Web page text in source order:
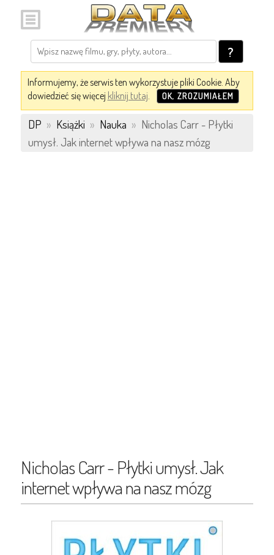
?
Informujemy, że serwis ten wykorzystuje pliki Cookie. Aby
dowiedzieć się więcej kliknij tutaj. OK, ZROZUMIAŁEM
DP » Książki » Nauka » Nicholas Carr - Płytki
umysł. Jak internet wpływa na nasz mózg
Nicholas Carr - Płytki umysł. Jak
internet wpływa na nasz mózg